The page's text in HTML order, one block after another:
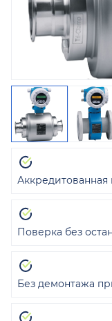
Аккредитованная
Поверка без
Без демонтажа